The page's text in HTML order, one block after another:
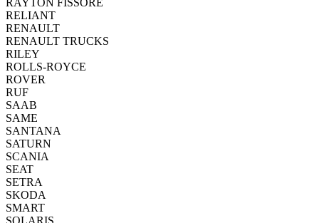
RAYTON FISSORE
RELIANT
RENAULT
RENAULT TRUCKS
RILEY
ROLLS-ROYCE
ROVER
RUF
SAAB
SAME
SANTANA
SATURN
SCANIA
SEAT
SETRA
SKODA
SMART
SOLARIS